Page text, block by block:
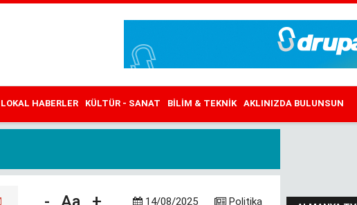
LOKAL HABERLER KÜLTÜR - SANAT BILIM & TEKNIK AKLINIZDA BULUNSUN
14/08/2025 Politika